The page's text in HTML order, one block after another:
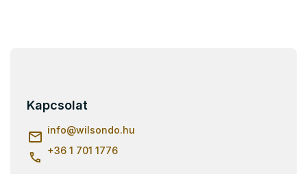
Kapcsolat
info@wilsondo.hu
+36 1 701 1776